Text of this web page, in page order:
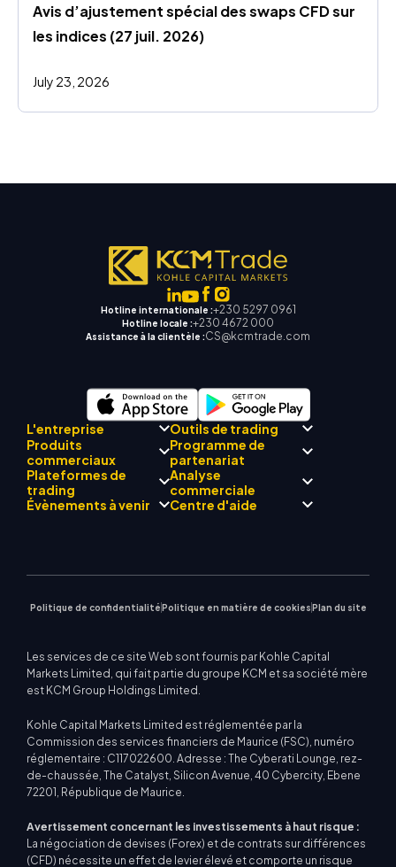
Avis d’ajustement spécial des swaps CFD sur
les indices (27 juil. 2026)
July 23, 2026
Hotline internationale :+230 5297 0961
Hotline locale :+230 4672 000
Assistance à la clientèle :CS@kcmtrade.com
L'entreprise
Conformité réglementaire
À propos de
L'équipe
Philosophie d'entreprise
Actualités de l'entreprise
Outils de trading
Mentor
Centre de signalisation
commerciale KCM
Calendrier économique
Assistance EA pour MT4
Produits
commerciaux
Forex
Métaux précieux
Énergies
Programme de
partenariat
Présentation du
programme Broker
Plateformes de
trading
Analyse
commerciale
Évènements à venir Centre d'aide
Politique de confidentialitéPolitique en matière de cookiesPlan du site
Les services de ce site Web sont fournis par Kohle Capital
Markets Limited, qui fait partie du groupe KCM et sa société mère
est KCM Group Holdings Limited.
Kohle Capital Markets Limited est réglementée par la
Commission des services financiers de Maurice (FSC), numéro
réglementaire : C117022600. Adresse : The Cyberati Lounge, rez-
de-chaussée, The Catalyst, Silicon Avenue, 40 Cybercity, Ebene
72201, République de Maurice.
Avertissement concernant les investissements à haut risque :
La négociation de devises (Forex) et de contrats sur différences
(CFD) nécessite un effet de levier élevé et comporte un risque